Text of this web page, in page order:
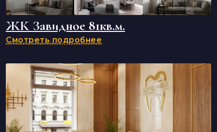
ЖК Завидное 81кв.м.
Смотреть подробнее